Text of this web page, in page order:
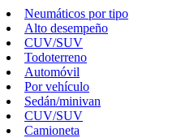
Neumáticos por tipo
Alto desempeño
CUV/SUV
Todoterreno
Automóvil
Por vehículo
Sedán/minivan
CUV/SUV
Camioneta